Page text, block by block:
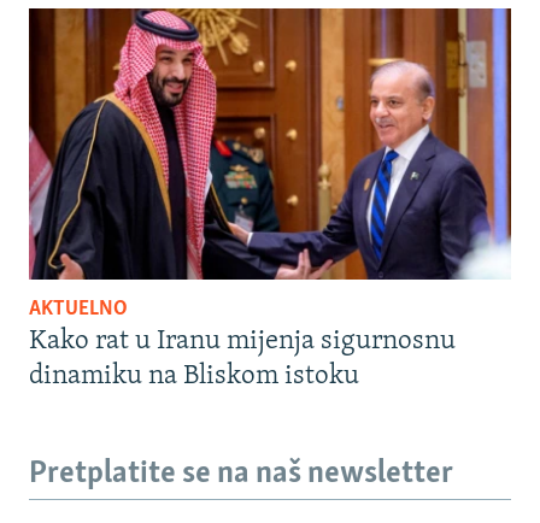
AKTUELNO
Kako rat u Iranu mijenja sigurnosnu
dinamiku na Bliskom istoku
Pretplatite se na naš newsletter